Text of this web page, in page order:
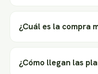
¿Cuál es la compra
¿Cómo llegan las